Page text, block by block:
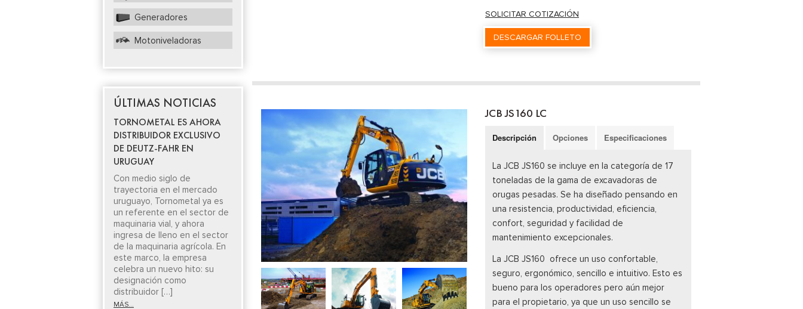
SOLICITAR COTIZACIÓN
DESCARGAR FOLLETO
JCB JS160 LC
Descripción Opciones Especificaciones
La JCB JS160 se incluye en la categoría de 17
toneladas de la gama de excavadoras de
orugas pesadas. Se ha diseñado pensando en
una resistencia, productividad, eficiencia,
confort, seguridad y facilidad de
mantenimiento excepcionales.
La JCB JS160 ofrece un uso confortable,
seguro, ergonómico, sencillo e intuitivo. Esto es
bueno para los operadores pero aún mejor
para el propietario, ya que un uso sencillo se
Generadores
Motoniveladoras
ÚLTIMAS NOTICIAS
TORNOMETAL ES AHORA
DISTRIBUIDOR EXCLUSIVO
DE DEUTZ-FAHR EN
URUGUAY
Con medio siglo de
trayectoria en el mercado
uruguayo, Tornometal ya es
un referente en el sector de
maquinaria vial, y ahora
ingresa de lleno en el sector
de la maquinaria agrícola. En
este marco, la empresa
celebra un nuevo hito: su
designación como
distribuidor […]
MÁS...